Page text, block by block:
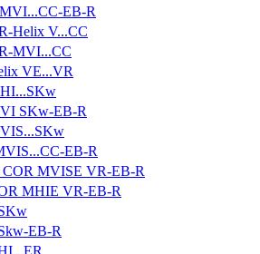
EB-R
Helix V...CC
MVI...CC
VE...VR
SKw-EB-R
EB-R
MVISE VR-EB-R
MHIE VR-EB-R
EB-R